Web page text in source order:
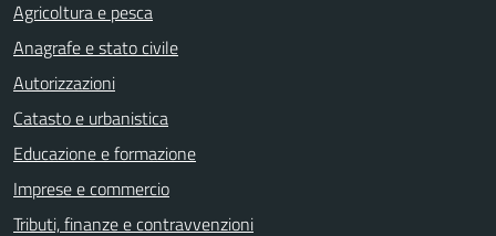
Agricoltura e pesca
Anagrafe e stato civile
Autorizzazioni
Catasto e urbanistica
Educazione e formazione
Imprese e commercio
Tributi, finanze e contravvenzioni